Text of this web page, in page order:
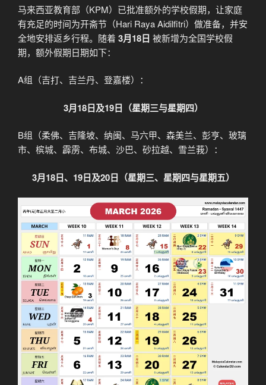
马来西亚教育部（KPM）已批准额外的学校假期，让家庭
有充足的时间为开斋节（Hari Raya Aidilfitri）做准备，并安
全地安排返乡行程。随着 3月18日 被新增为全国学校假
期，额外假期日期如下：
A组（吉打、吉兰丹、登嘉楼）：
3月18日及19日（星期三与星期四）
B组（柔佛、吉隆坡、纳闽、马六甲、森美兰、彭亨、玻璃
市、槟城、霹雳、布城、沙巴、砂拉越、雪兰莪）：
3月18日、19日及20日（星期三、星期四与星期五）